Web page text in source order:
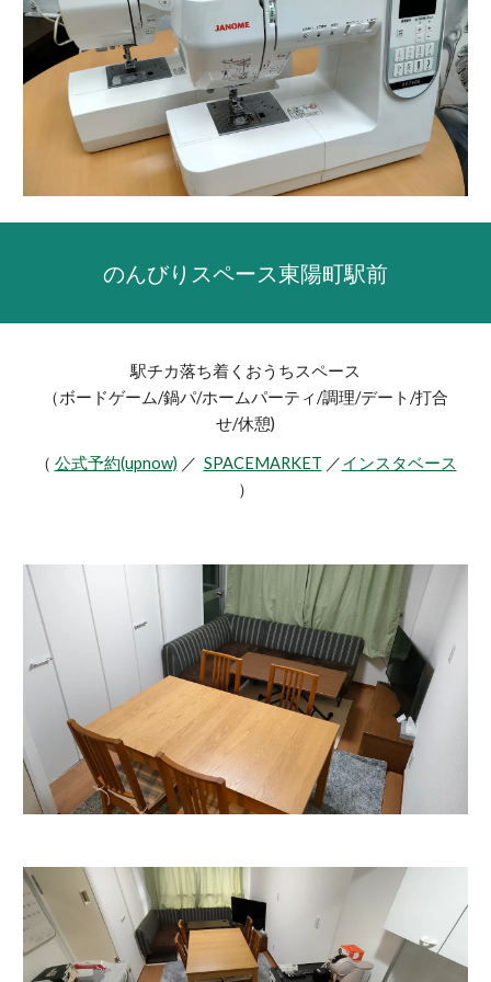
のんびりスペース東陽町駅前
駅チカ落ち着くおうちスペース
（ボードゲーム/鍋パ/ホームパーティ/調理/デート/打合
せ/休憩)
（ 公式予約(upnow) ／ SPACEMARKET ／インスタベース
）